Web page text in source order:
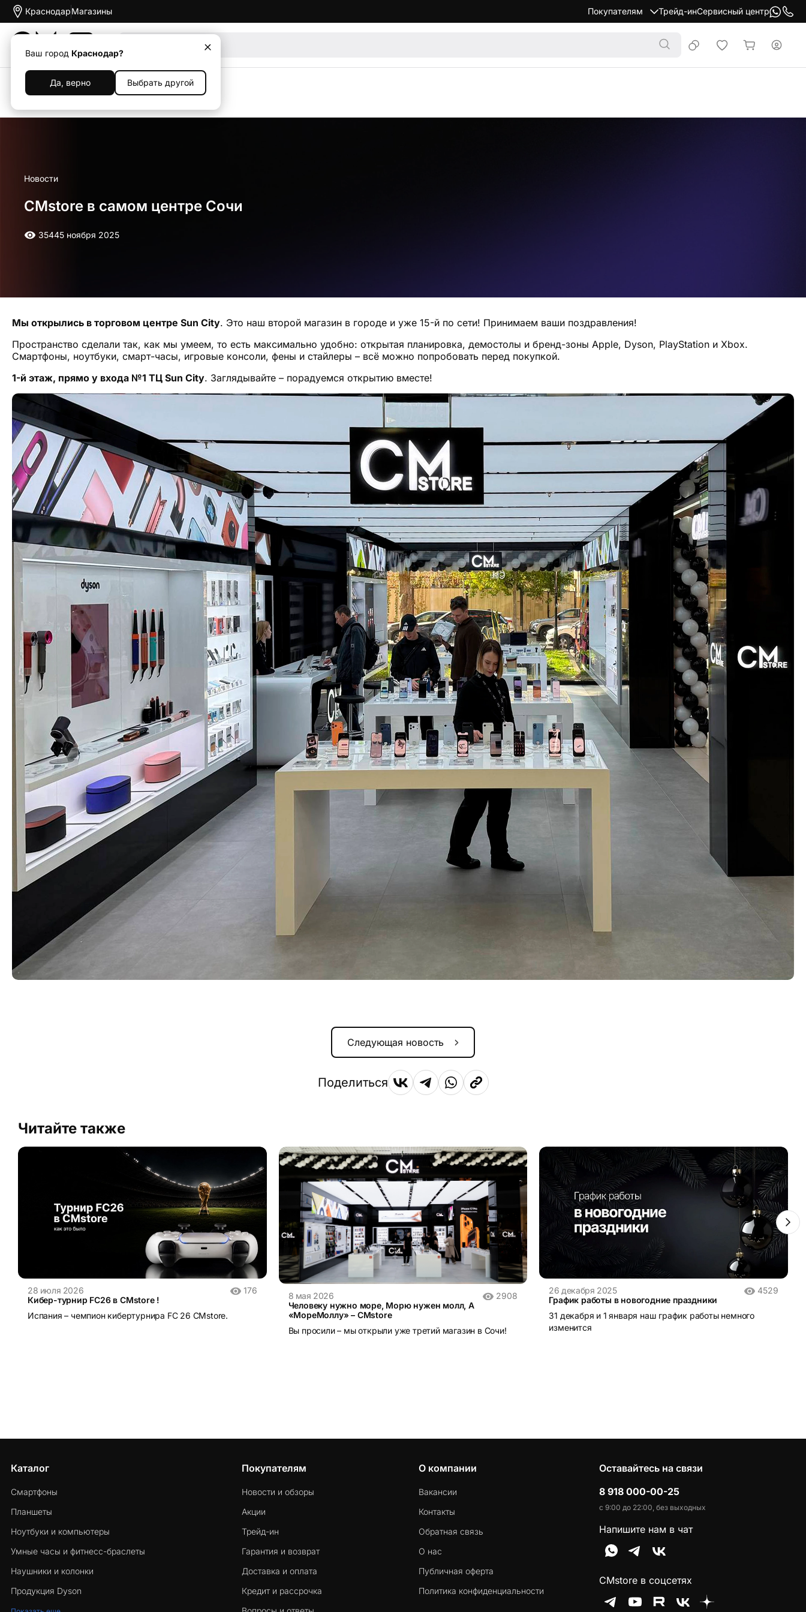
Краснодар
Ваш город Краснодар?
Да, верно Выбрать другой
Магазины Покупателям Трейд-инСервисный центр
Новости
CMstore в самом центре Сочи
35445 ноября 2025
Мы открылись в торговом центре Sun City. Это наш второй магазин в городе и уже 15-й по сети! Принимаем ваши поздравления!
Пространство сделали так, как мы умеем, то есть максимально удобно: открытая планировка, демостолы и бренд-зоны Apple, Dyson, PlayStation и Xbox.
Смартфоны, ноутбуки, смарт-часы, игровые консоли, фены и стайлеры – всё можно попробовать перед покупкой.
1-й этаж, прямо у входа №1 ТЦ Sun City. Заглядывайте – порадуемся открытию вместе!
Следующая новость
Поделиться
Читайте также
28 июля 2026
176
Кибер-турнир FC26 в CMstore !
Испания – чемпион кибертурнира FC 26 CMstore.
8 мая 2026
2908
Человеку нужно море, Морю нужен молл, А
«МореМоллу» – CMstore
Вы просили – мы открыли уже третий магазин в Сочи!
26 декабря 2025
4529
График работы в новогодние праздники
31 декабря и 1 января наш график работы немного
изменится
Каталог
Смартфоны
Планшеты
Ноутбуки и компьютеры
Умные часы и фитнесс-браслеты
Наушники и колонки
Продукция Dyson
Покупателям
Новости и обзоры
Акции
Трейд-ин
Гарантия и возврат
Доставка и оплата
Кредит и рассрочка
О компании
Вакансии
Контакты
Обратная связь
О нас
Публичная оферта
Политика конфиденциальности
Оставайтесь на связи
8 918 000-00-25
с 9:00 до 22:00, без выходных
Напишите нам в чат
CMstore в соцсетях